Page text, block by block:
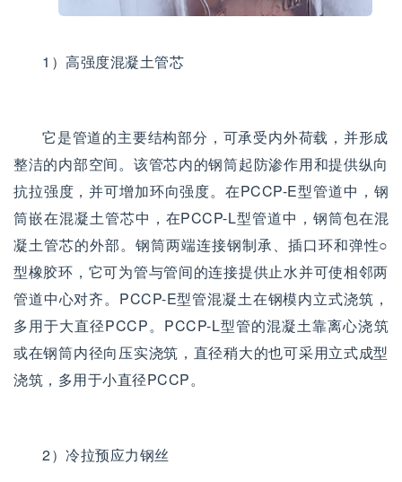
1）高强度混凝土管芯
它是管道的主要结构部分，可承受内外荷载，并形成
整洁的内部空间。该管芯内的钢筒起防渗作用和提供纵向
抗拉强度，并可增加环向强度。在PCCP-E型管道中，钢
筒嵌在混凝土管芯中，在PCCP-L型管道中，钢筒包在混
凝土管芯的外部。钢筒两端连接钢制承、插口环和弹性○
型橡胶环，它可为管与管间的连接提供止水并可使相邻两
管道中心对齐。PCCP-E型管混凝土在钢模内立式浇筑，
多用于大直径PCCP。PCCP-L型管的混凝土靠离心浇筑
或在钢筒内径向压实浇筑，直径稍大的也可采用立式成型
浇筑，多用于小直径PCCP。
2）冷拉预应力钢丝